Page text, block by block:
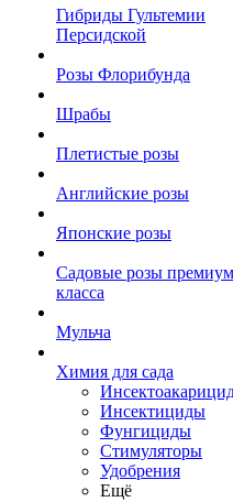
Гибриды Гультемии
Персидской
Розы Флорибунда
Шрабы
Плетистые розы
Английские розы
Японские розы
Садовые розы премиум
класса
Мульча
Химия для сада
Инсектициды
Фунгициды
Стимуляторы
Удобрения
Ещё